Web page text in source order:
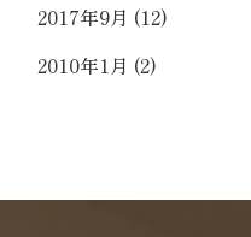
2017年9月 (12)
2010年1月 (2)